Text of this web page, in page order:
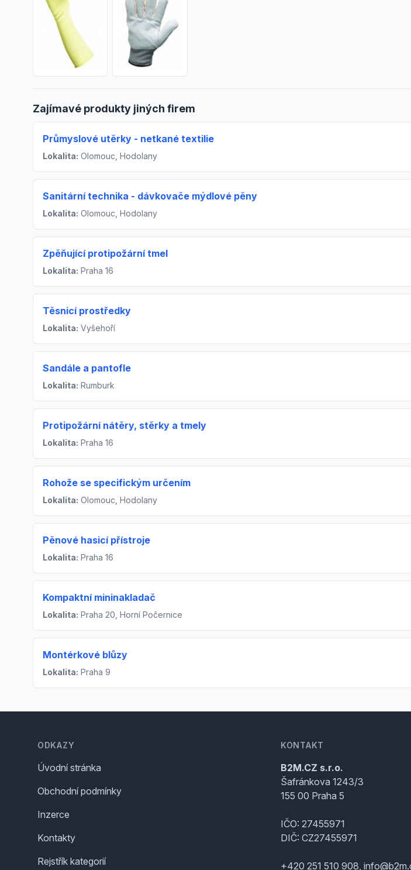
Zajímavé produkty jiných firem
Průmyslové utěrky - netkané textilie
Lokalita: Olomouc, Hodolany
Sanitární technika - dávkovače mýdlové pěny
Lokalita: Olomouc, Hodolany
Zpěňující protipožární tmel
Lokalita: Praha 16
Těsnicí prostředky
Lokalita: Vyšehoří
Sandále a pantofle
Lokalita: Rumburk
Protipožární nátěry, stěrky a tmely
Lokalita: Praha 16
Rohože se specifickým určením
Lokalita: Olomouc, Hodolany
Pěnové hasicí přístroje
Lokalita: Praha 16
Kompaktní mininakladač
Lokalita: Praha 20, Horní Počernice
Montérkové blůzy
Lokalita: Praha 9
ODKAZY
Úvodní stránka
Obchodní podmínky
Inzerce
Kontakty
Rejstřík kategorií
KONTAKT
B2M.CZ s.r.o.
Šafránkova 1243/3
155 00 Praha 5
IČO: 27455971
DIČ: CZ27455971
+420 251 510 908,